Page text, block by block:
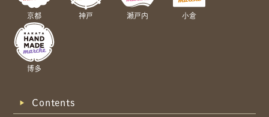
京都 神戸 瀬戸内 小倉
博多
Contents